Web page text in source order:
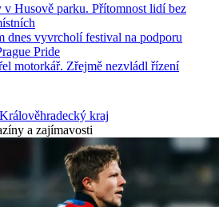
v Husově parku. Přítomnost lidí bez
dnes vyvrcholí festival na podporu
Pride
motorkář. Zřejmě nezvládl řízení
Králověhradecký kraj
a zajímavosti